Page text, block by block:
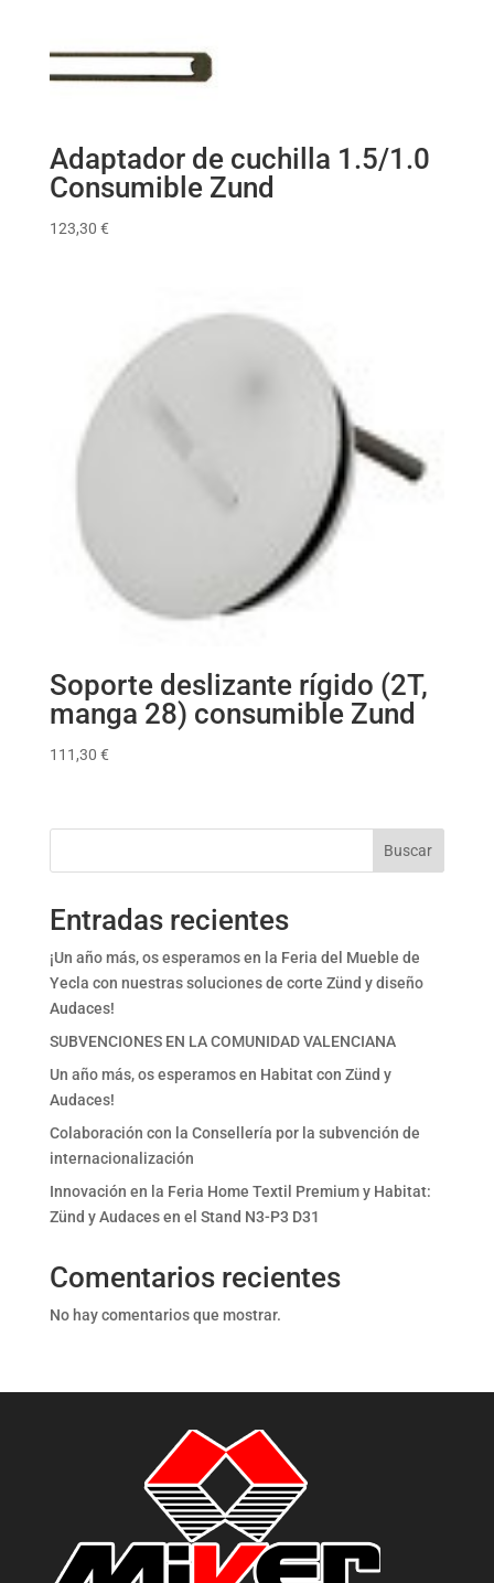
Adaptador de cuchilla 1.5/1.0
Consumible Zund
123,30 €
Soporte deslizante rígido (2T,
manga 28) consumible Zund
111,30 €
Buscar
Entradas recientes
¡Un año más, os esperamos en la Feria del Mueble de
Yecla con nuestras soluciones de corte Zünd y diseño
Audaces!
SUBVENCIONES EN LA COMUNIDAD VALENCIANA
Un año más, os esperamos en Habitat con Zünd y
Audaces!
Colaboración con la Consellería por la subvención de
internacionalización
Innovación en la Feria Home Textil Premium y Habitat:
Zünd y Audaces en el Stand N3-P3 D31
Comentarios recientes
No hay comentarios que mostrar.